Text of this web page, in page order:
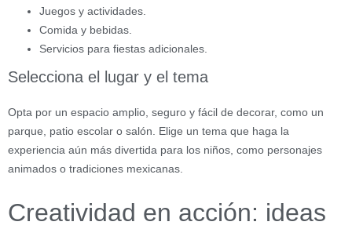
Juegos y actividades.
Comida y bebidas.
Servicios para fiestas adicionales.
Selecciona el lugar y el tema
Opta por un espacio amplio, seguro y fácil de decorar, como un
parque, patio escolar o salón. Elige un tema que haga la
experiencia aún más divertida para los niños, como personajes
animados o tradiciones mexicanas.
Creatividad en acción: ideas